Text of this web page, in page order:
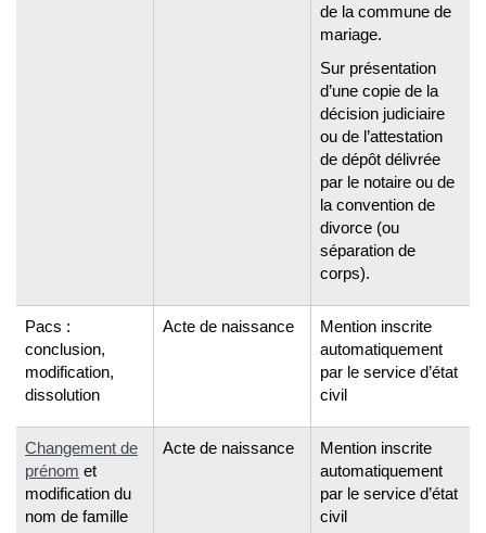
de la commune de
mariage.
Sur présentation
d’une copie de la
décision judiciaire
ou de l’attestation
de dépôt délivrée
par le notaire ou de
la convention de
divorce (ou
séparation de
corps).
Pacs :
conclusion,
modification,
dissolution
Acte de naissance
Mention inscrite
automatiquement
par le service d’état
civil
Changement de
prénom et
modification du
nom de famille
Acte de naissance
Mention inscrite
automatiquement
par le service d’état
civil